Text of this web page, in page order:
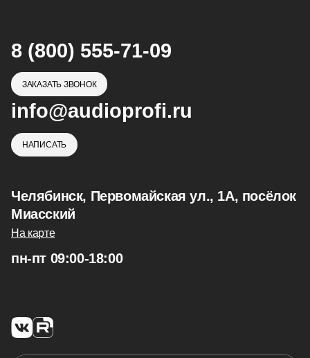
8 (800) 555-71-09
ЗАКАЗАТЬ ЗВОНОК
info@audioprofi.ru
НАПИСАТЬ
Челябинск, Первомайская ул., 1А, посёлок
Миасский
На карте
пн-пт 09:00-18:00